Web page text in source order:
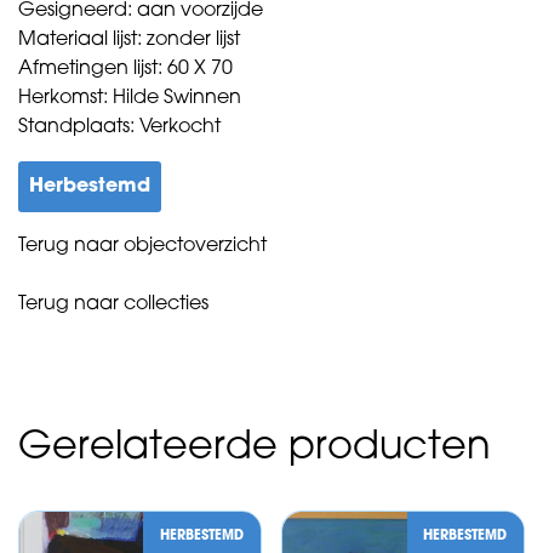
Gesigneerd: aan voorzijde
Materiaal lijst: zonder lijst
Afmetingen lijst: 60 X 70
Herkomst: Hilde Swinnen
Standplaats: Verkocht
Herbestemd
Terug naar objectoverzicht
Terug naar collecties
Gerelateerde producten
HERBESTEMD HERBESTEMD